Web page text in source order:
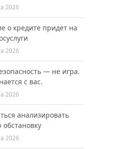
2026
о кредите придет на
2026
— не игра.
с вас.
2026
анализировать
2026